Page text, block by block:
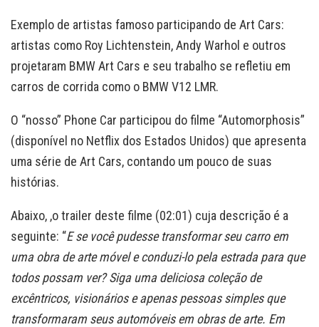
Exemplo de artistas famoso participando de Art Cars:
artistas como Roy Lichtenstein, Andy Warhol e outros
projetaram BMW Art Cars e seu trabalho se refletiu em
carros de corrida como o BMW V12 LMR.
O “nosso” Phone Car participou do filme “Automorphosis”
(disponível no Netflix dos Estados Unidos) que apresenta
uma série de Art Cars, contando um pouco de suas
histórias.
Abaixo, ,o trailer deste filme (02:01) cuja descrição é a
seguinte: “E se você pudesse transformar seu carro em
uma obra de arte móvel e conduzi-lo pela estrada para que
todos possam ver? Siga uma deliciosa coleção de
excêntricos, visionários e apenas pessoas simples que
transformaram seus automóveis em obras de arte. Em